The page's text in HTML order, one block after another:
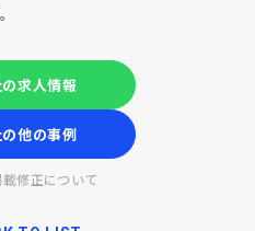
求人情報
他の事例
修正について